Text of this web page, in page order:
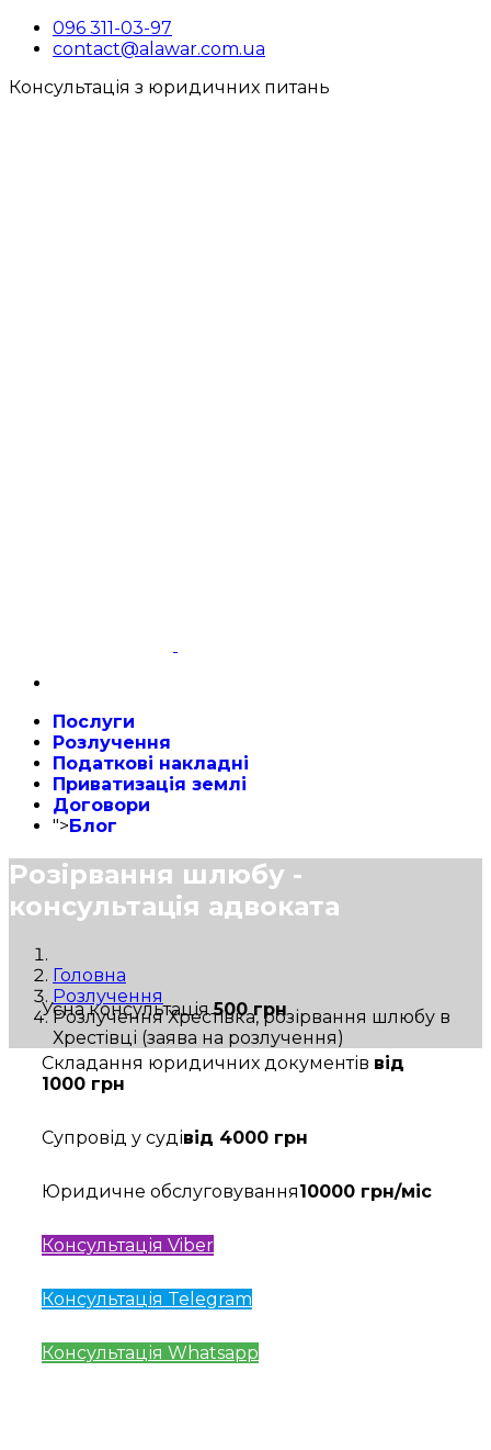
096 311-03-97
contact@alawar.com.ua
Консультація з юридичних питань
Послуги
Розлучення
Податкові накладні
Приватизація землі
Договори
">Блог
Розірвання шлюбу -
консультація адвоката
Головна
Розлучення
Розлучення Хрестівка, розірвання шлюбу в
Хрестівці (заява на розлучення)
Усна консультація500 грн
Складання юридичних документів від
1000 грн
Супровід у судівід 4000 грн
Юридичне обслуговування10000 грн/міс
Консультація Viber
Консультація Telegram
Консультація Whatsapp